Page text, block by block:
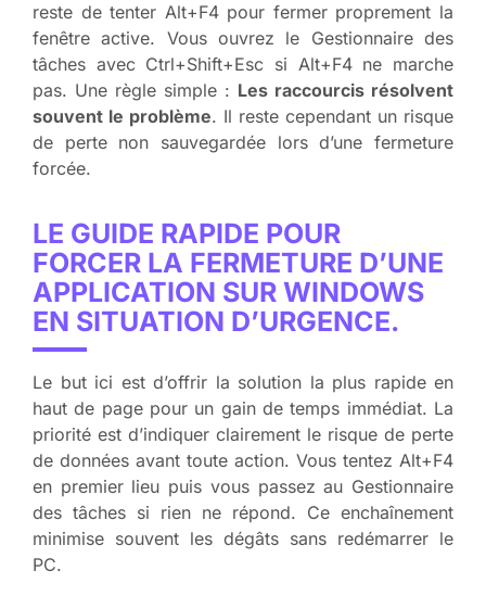
reste de tenter Alt+F4 pour fermer proprement la
fenêtre active. Vous ouvrez le Gestionnaire des
tâches avec Ctrl+Shift+Esc si Alt+F4 ne marche
pas. Une règle simple : Les raccourcis résolvent
souvent le problème. Il reste cependant un risque
de perte non sauvegardée lors d’une fermeture
forcée.
LE GUIDE RAPIDE POUR
FORCER LA FERMETURE D’UNE
APPLICATION SUR WINDOWS
EN SITUATION D’URGENCE.
Le but ici est d’offrir la solution la plus rapide en
haut de page pour un gain de temps immédiat. La
priorité est d’indiquer clairement le risque de perte
de données avant toute action. Vous tentez Alt+F4
en premier lieu puis vous passez au Gestionnaire
des tâches si rien ne répond. Ce enchaînement
minimise souvent les dégâts sans redémarrer le
PC.